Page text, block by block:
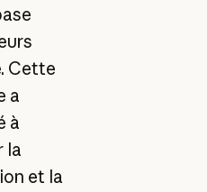
Cette
a
à
la
et la